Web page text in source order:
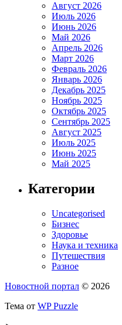
Август 2026
Июль 2026
Июнь 2026
Май 2026
Апрель 2026
Март 2026
Февраль 2026
Январь 2026
Декабрь 2025
Ноябрь 2025
Октябрь 2025
Сентябрь 2025
Август 2025
Июль 2025
Июнь 2025
Май 2025
Категории
Uncategorised
Бизнес
Здоровье
Наука и техника
Путешествия
Разное
Новостной портал © 2026
Тема от WP Puzzle